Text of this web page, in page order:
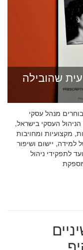
שהובילה
לפני שבוחרים מנהל עסקי
העסקי בישראל,
מקצועיות ומחויבות
יישום ושיפור
לתפקידי ניהול